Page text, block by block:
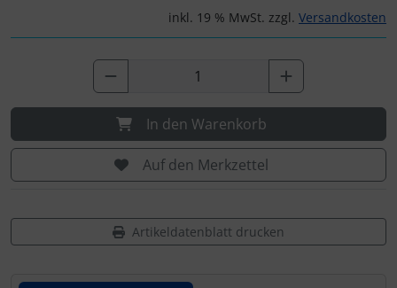
inkl. 19 % MwSt. zzgl. Versandkosten
In den Warenkorb
Auf den Merkzettel
Artikeldatenblatt drucken